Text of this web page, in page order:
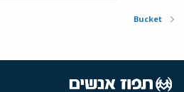
Bucket